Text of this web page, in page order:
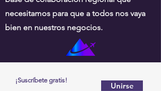
necesitamos para que a todos nos vaya
bien en nuestros negocios.
¡Suscríbete gratis!
Unirse